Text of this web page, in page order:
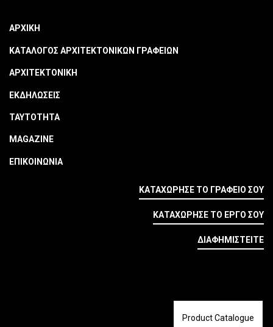
ΑΡΧΙΚΗ
ΚΑΤΑΛΟΓΟΣ ΑΡΧΙΤΕΚΤΟΝΙΚΩΝ ΓΡΑΦΕΙΩΝ
ΑΡΧΙΤΕΚΤΟΝΙΚΗ
ΕΚΔΗΛΩΣΕΙΣ
ΤΑΥΤΟΤΗΤΑ
MAGAZINE
ΕΠΙΚΟΙΝΩΝΙΑ
ΚΑΤΑΧΩΡΗΣΕ ΤΟ ΓΡΑΦΕΙΟ ΣΟΥ
ΚΑΤΑΧΩΡΗΣΕ ΤΟ ΕΡΓΟ ΣΟΥ
ΔΙΑΦΗΜΙΣΤΕΙΤΕ
Product Catalogue